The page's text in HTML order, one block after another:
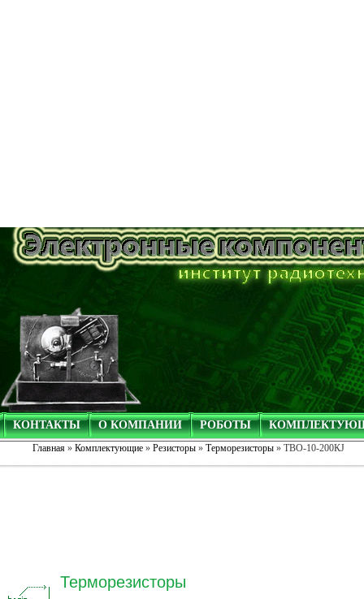
КОНТАКТЫ О КОМПАНИИ РОБОТЫ
Главная » Комплектующие » Резисторы » Терморезисторы » ТВО-10-200КJ
Терморезисторы